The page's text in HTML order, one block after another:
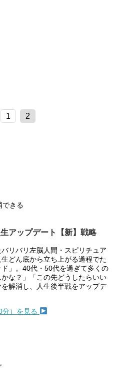
1 2
できる
アップデート【新】戦略
リバリ左脳人間・スピリチュア
どん底から立ち上がる過程でた
」。40代・50代を過ぎて多くの
な？」「この先どうしたらいい
解消し、人生後半戦をアップデ
）を見る